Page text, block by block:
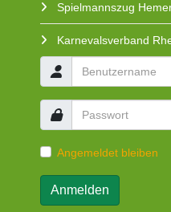
Spielmannszug
Karnevalsverband
Angemeldet bleiben
Anmelden